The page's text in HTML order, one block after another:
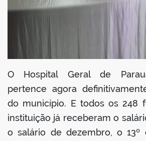
O Hospital Geral de
pertence agora
do município. E todos os 248
instituição já receberam o
o salário de dezembro, o 13º